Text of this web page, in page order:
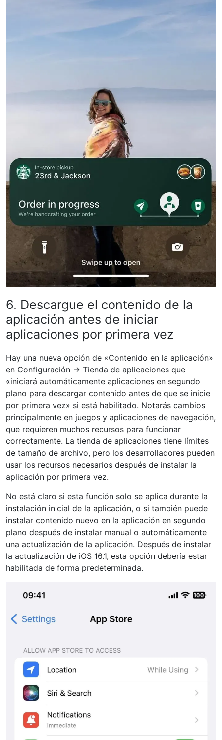
6. Descargue el contenido de la
aplicación antes de iniciar
aplicaciones por primera vez
Hay una nueva opción de «Contenido en la aplicación»
en Configuración -> Tienda de aplicaciones que
«iniciará automáticamente aplicaciones en segundo
plano para descargar contenido antes de que se inicie
por primera vez» si está habilitado. Notarás cambios
principalmente en juegos y aplicaciones de navegación,
que requieren muchos recursos para funcionar
correctamente. La tienda de aplicaciones tiene límites
de tamaño de archivo, pero los desarrolladores pueden
usar los recursos necesarios después de instalar la
aplicación por primera vez.
No está claro si esta función solo se aplica durante la
instalación inicial de la aplicación, o si también puede
instalar contenido nuevo en la aplicación en segundo
plano después de instalar manual o automáticamente
una actualización de la aplicación. Después de instalar
la actualización de iOS 16.1, esta opción debería estar
habilitada de forma predeterminada.